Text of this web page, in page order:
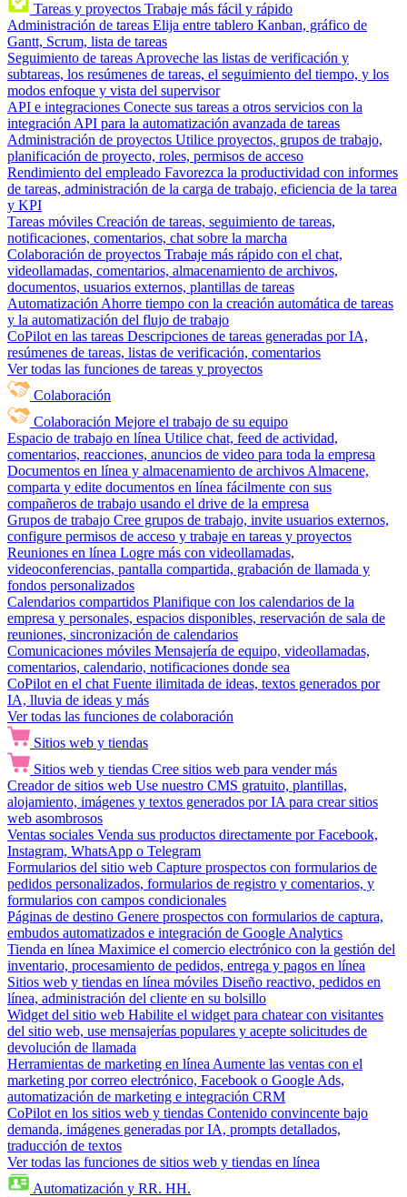
Tareas y proyectos Trabaje más fácil y rápido
Administración de tareas Elija entre tablero Kanban, gráfico de
Gantt, Scrum, lista de tareas
Seguimiento de tareas Aproveche las listas de verificación y
subtareas, los resúmenes de tareas, el seguimiento del tiempo, y los
modos enfoque y vista del supervisor
API e integraciones Conecte sus tareas a otros servicios con la
integración API para la automatización avanzada de tareas
Administración de proyectos Utilice proyectos, grupos de trabajo,
planificación de proyecto, roles, permisos de acceso
Rendimiento del empleado Favorezca la productividad con informes
de tareas, administración de la carga de trabajo, eficiencia de la tarea
y KPI
Tareas móviles Creación de tareas, seguimiento de tareas,
notificaciones, comentarios, chat sobre la marcha
Colaboración de proyectos Trabaje más rápido con el chat,
videollamadas, comentarios, almacenamiento de archivos,
documentos, usuarios externos, plantillas de tareas
Automatización Ahorre tiempo con la creación automática de tareas
y la automatización del flujo de trabajo
CoPilot en las tareas Descripciones de tareas generadas por IA,
resúmenes de tareas, listas de verificación, comentarios
Ver todas las funciones de tareas y proyectos
Colaboración
Colaboración Mejore el trabajo de su equipo
Espacio de trabajo en línea Utilice chat, feed de actividad,
comentarios, reacciones, anuncios de video para toda la empresa
Documentos en línea y almacenamiento de archivos Almacene,
comparta y edite documentos en línea fácilmente con sus
compañeros de trabajo usando el drive de la empresa
Grupos de trabajo Cree grupos de trabajo, invite usuarios externos,
configure permisos de acceso y trabaje en tareas y proyectos
Reuniones en línea Logre más con videollamadas,
videoconferencias, pantalla compartida, grabación de llamada y
fondos personalizados
Calendarios compartidos Planifique con los calendarios de la
empresa y personales, espacios disponibles, reservación de sala de
reuniones, sincronización de calendarios
Comunicaciones móviles Mensajería de equipo, videollamadas,
comentarios, calendario, notificaciones donde sea
CoPilot en el chat Fuente ilimitada de ideas, textos generados por
IA, lluvia de ideas y más
Ver todas las funciones de colaboración
Sitios web y tiendas
Sitios web y tiendas Cree sitios web para vender más
Creador de sitios web Use nuestro CMS gratuito, plantillas,
alojamiento, imágenes y textos generados por IA para crear sitios
web asombrosos
Ventas sociales Venda sus productos directamente por Facebook,
Instagram, WhatsApp o Telegram
Formularios del sitio web Capture prospectos con formularios de
pedidos personalizados, formularios de registro y comentarios, y
formularios con campos condicionales
Páginas de destino Genere prospectos con formularios de captura,
embudos automatizados e integración de Google Analytics
Tienda en línea Maximice el comercio electrónico con la gestión del
inventario, procesamiento de pedidos, entrega y pagos en línea
Sitios web y tiendas en línea móviles Diseño reactivo, pedidos en
línea, administración del cliente en su bolsillo
Widget del sitio web Habilite el widget para chatear con visitantes
del sitio web, use mensajerías populares y acepte solicitudes de
devolución de llamada
Herramientas de marketing en línea Aumente las ventas con el
marketing por correo electrónico, Facebook o Google Ads,
automatización de marketing e integración CRM
CoPilot en los sitios web y tiendas Contenido convincente bajo
demanda, imágenes generadas por IA, prompts detallados,
traducción de textos
Ver todas las funciones de sitios web y tiendas en línea
Automatización y RR. HH.